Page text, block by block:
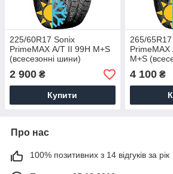
225/60R17 Sonix
PrimeMAX А/Т II 99H M+S
(всесезонні шини)
2 900 ₴
Купити
265/
M+S
4 100₴
Про нас
100% позитивних з 14 відгуків за рік